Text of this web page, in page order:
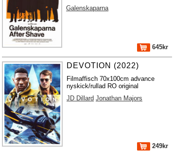
Galenskaparna
645kr
DEVOTION (2022)
Filmaffisch 70x100cm advance
nyskick/rullad RO original
JD Dillard Jonathan Majors
249kr